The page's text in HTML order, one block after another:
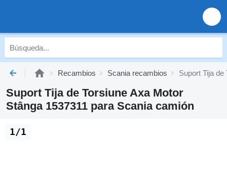
Recambios Scania recambios Suport Tija
Suport Tija de Torsiune Axa Motor
Stânga 1537311 para Scania camión
1/1